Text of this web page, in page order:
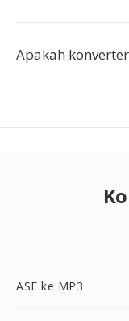
Apakah
ASF ke MP3